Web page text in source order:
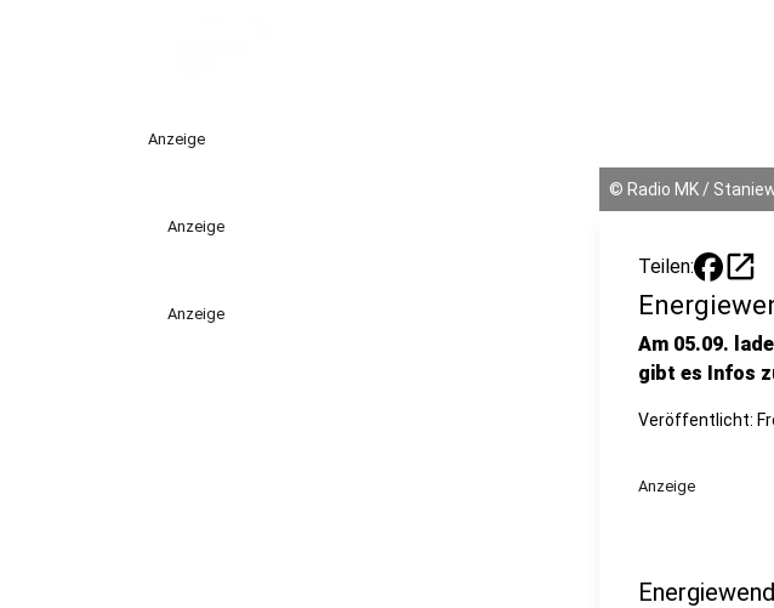
Anzeige
Anzeige
Anzeige
© Radio MK /
Teilen: open_in_new
Am 05.09.
gibt es Infos
Veröffentlicht:
Anzeige